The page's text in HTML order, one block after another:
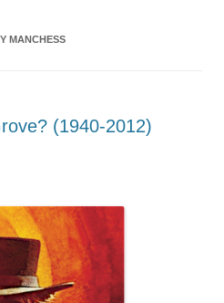
MANCHESS
(1940-2012)